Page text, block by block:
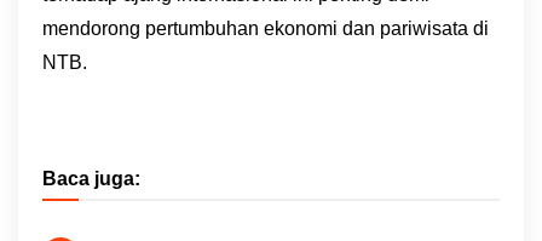
mendorong pertumbuhan ekonomi dan pariwisata di
NTB.
Baca juga: